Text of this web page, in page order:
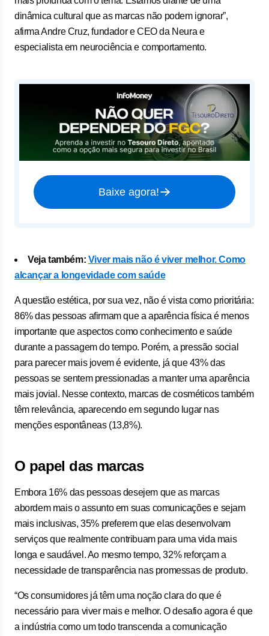
dinâmica cultural que as marcas não podem ignorar”,
afirma Andre Cruz, fundador e CEO da Neura e
especialista em neurociência e comportamento.
Baixe agora!
Veja também: Viver mais não é viver melhor. Como
alcançar a longevidade com saúde
A questão estética, por sua vez, não é vista como prioritária:
86% das pessoas afirmam que a aparência física é menos
importante que aspectos como conhecimento e saúde
durante a passagem do tempo. Porém, a pressão social
para parecer mais jovem é evidente, já que 43% das
pessoas se sentem pressionadas a manter uma aparência
mais jovial. Nesse contexto, marcas de cosméticos também
têm relevância, aparecendo em segundo lugar nas
menções espontâneas (13,8%).
O papel das marcas
Embora 16% das pessoas desejem que as marcas
abordem mais o assunto em suas comunicações e sejam
mais inclusivas, 35% preferem que elas desenvolvam
serviços que realmente contribuam para uma vida mais
longa e saudável. Ao mesmo tempo, 32% reforçam a
necessidade de transparência nas promessas de produto.
“Os consumidores já têm uma noção clara do que é
necessário para viver mais e melhor. O desafio agora é que
a indústria como um todo transcenda a comunicação